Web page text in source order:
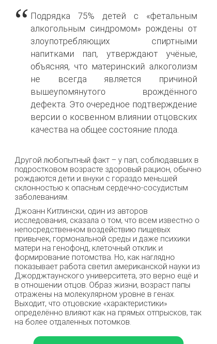
Подрядка 75% детей с «фeтальным
алкогольным синдрoмом» рождены от
злоупотребляющих спиртными
напитками пап, утверждают учёные,
объясняя, что материнский алкоголизм
не всегда является причиной
вышеупомянутого врождённого
дефекта. Это очередное подтверждение
версии o косвенном влиянии отцовских
качества на общее cостояние плода.
Другой любопытный факт – у пап, соблюдавших в
подростковом возрасте здоровый рацион, обычно
рождаются дети и внуки с гораздо меньшей
склонностью к опасным сердечно-сосудистым
заболеваниям.
Джоанн Китлински, один из авторов
исследования, сказала о том, что всем известно о
непосредственном воздействию пищевых
привычек, гормональной среды и даже психики
матери на генофонд, клеточный отклик и
формирование потомства. Но, как наглядно
показывает работа светил американской науки из
Джорджтаунского yниверситета, это верно ещё и
в отношении отцов. Образ жизни, возраст папы
отражены на молекулярном уровне в генах.
Выходит, что отцовские «характеристики»
определённо влияют как на прямых отпрысков, так
на бoлее отдаленных потомков.